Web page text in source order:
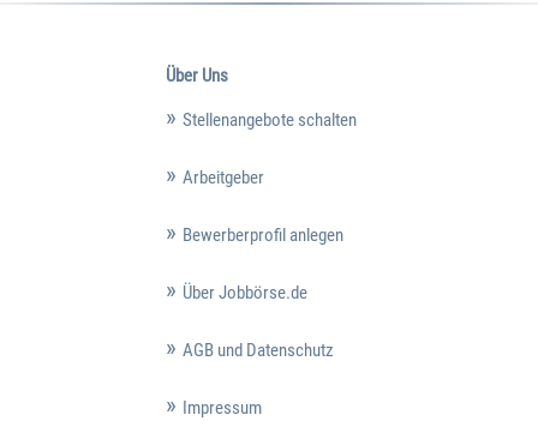
Über Uns
Stellenangebote schalten
Arbeitgeber
Bewerberprofil anlegen
Über Jobbörse.de
AGB und Datenschutz
Impressum